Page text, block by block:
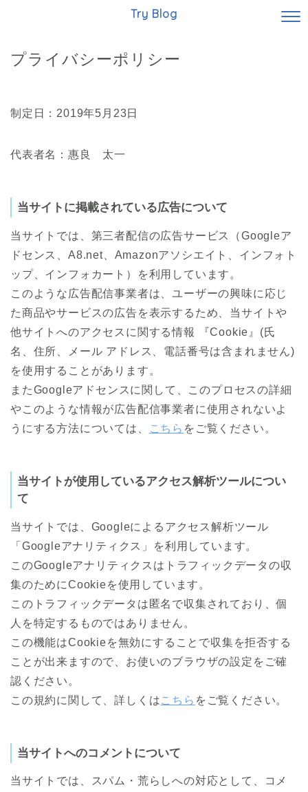
Try Blog
プライバシーポリシー
制定日：2019年5月23日
代表者名：惠良 太一
当サイトに掲載されている広告について
当サイトでは、第三者配信の広告サービス（Googleア
ドセンス、A8.net、Amazonアソシエイト、インフォト
ップ、インフォカート）を利用しています。
このような広告配信事業者は、ユーザーの興味に応じ
た商品やサービスの広告を表示するため、当サイトや
他サイトへのアクセスに関する情報 『Cookie』(氏
名、住所、メール アドレス、電話番号は含まれません)
を使用することがあります。
またGoogleアドセンスに関して、このプロセスの詳細
やこのような情報が広告配信事業者に使用されないよ
うにする方法については、
こちら をご覧ください。
当サイトが使用しているアクセス解析ツールについ
て
当サイトでは、Googleによるアクセス解析ツール
「Googleアナリティクス」を利用しています。
このGoogleアナリティクスはトラフィックデータの収
集のためにCookieを使用しています。
このトラフィックデータは匿名で収集されており、個
人を特定するものではありません。
この機能はCookieを無効にすることで収集を拒否する
ことが出来ますので、お使いのブラウザの設定をご確
認ください。
この規約に関して、詳しくはこちら をご覧ください。
当サイトへのコメントについて
当サイトでは、スパム・荒らしへの対応として、コメ